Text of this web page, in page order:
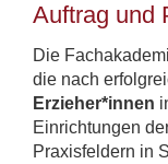
Auftrag und
Die
die nach
Erzieher*innen
Einrichtungen
Praxisfeldern in